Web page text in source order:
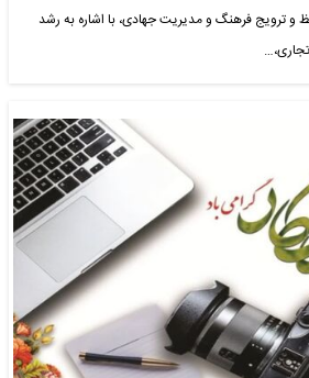
و ترویج فرهنگ و مدیریت جهادی، با اشاره به رشد